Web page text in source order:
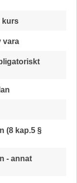
kurs
vara
(8 kap.5 §
- annat